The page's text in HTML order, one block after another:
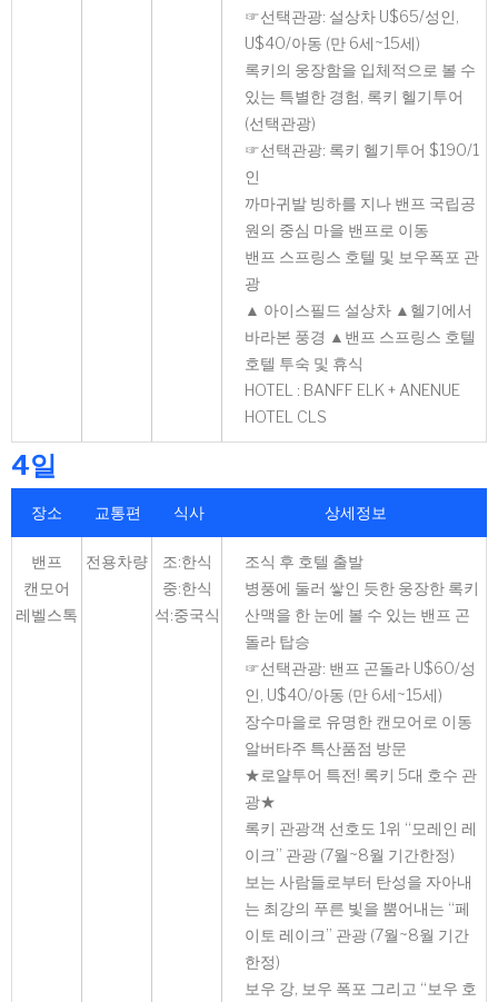
☞선택관광: 설상차 U$65/성인,
U$40/아동 (만 6세~15세)
록키의 웅장함을 입체적으로 볼 수
있는 특별한 경험, 록키 헬기투어
(선택관광)
☞선택관광: 록키 헬기투어 $190/1
인
까마귀발 빙하를 지나 밴프 국립공
원의 중심 마을 밴프로 이동
밴프 스프링스 호텔 및 보우폭포 관
광
▲ 아이스필드 설상차 ▲헬기에서
바라본 풍경 ▲밴프 스프링스 호텔
호텔 투숙 및 휴식
HOTEL : BANFF ELK + ANENUE
HOTEL CLS
4일
장소 교통편 식사 상세정보
밴프
캔모어
레벨스톡
전용차량
조:한식
중:한식
석:중국식
조식 후 호텔 출발
병풍에 둘러 쌓인 듯한 웅장한 록키
산맥을 한 눈에 볼 수 있는 밴프 곤
돌라 탑승
☞선택관광: 밴프 곤돌라 U$60/성
인, U$40/아동 (만 6세~15세)
장수마을로 유명한 캔모어로 이동
알버타주 특산품점 방문
★로얄투어 특전! 록키 5대 호수 관
광★
록키 관광객 선호도 1위 “모레인 레
이크” 관광 (7월~8월 기간한정)
보는 사람들로부터 탄성을 자아내
는 최강의 푸른 빛을 뿜어내는 “페
이토 레이크” 관광 (7월~8월 기간
한정)
보우 강, 보우 폭포 그리고 “보우 호